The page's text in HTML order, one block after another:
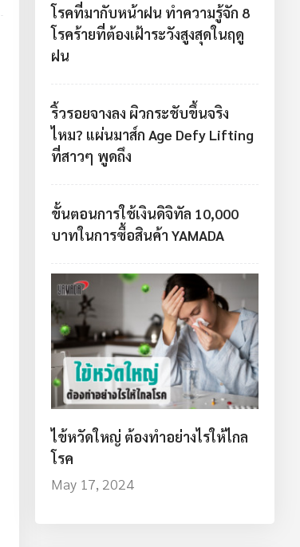
โรคที่มากับหน้าฝน ทำความรู้จัก 8
โรคร้ายที่ต้องเฝ้าระวังสูงสุดในฤดู
ฝน
ริ้วรอยจางลง ผิวกระชับขึ้นจริง
ไหม? แผ่นมาส์ก Age Defy Lifting
ที่สาวๆ พูดถึง
ขั้นตอนการใช้เงินดิจิทัล 10,000
บาทในการซื้อสินค้า YAMADA
ไข้หวัดใหญ่ ต้องทำอย่างไรให้ไกล
โรค
May 17, 2024